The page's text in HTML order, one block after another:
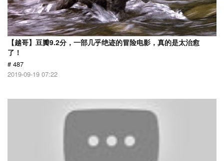
【越哥】豆瓣9.2分，一部几乎绝迹的冒险电影，真的是太治愈
了！
# 487
2019-09-19 07:22